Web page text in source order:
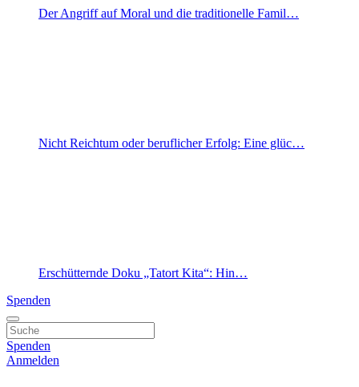
Der Angriff auf Moral und die traditionelle Famil…
Nicht Reichtum oder beruflicher Erfolg: Eine glüc…
Erschütternde Doku „Tatort Kita“: Hin…
Spenden
Spenden
Anmelden